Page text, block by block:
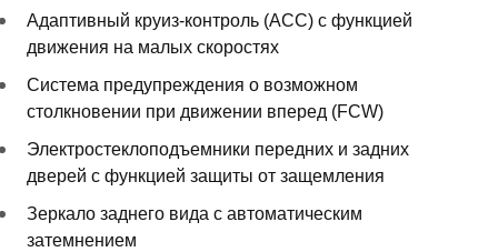
Адаптивный круиз-контроль (ACC) с функцией
движения на малых скоростях
Система предупреждения о возможном
столкновении при движении вперед (FCW)
Электростеклоподъемники передних и задних
дверей с функцией защиты от защемления
Зеркало заднего вида с автоматическим
затемнением